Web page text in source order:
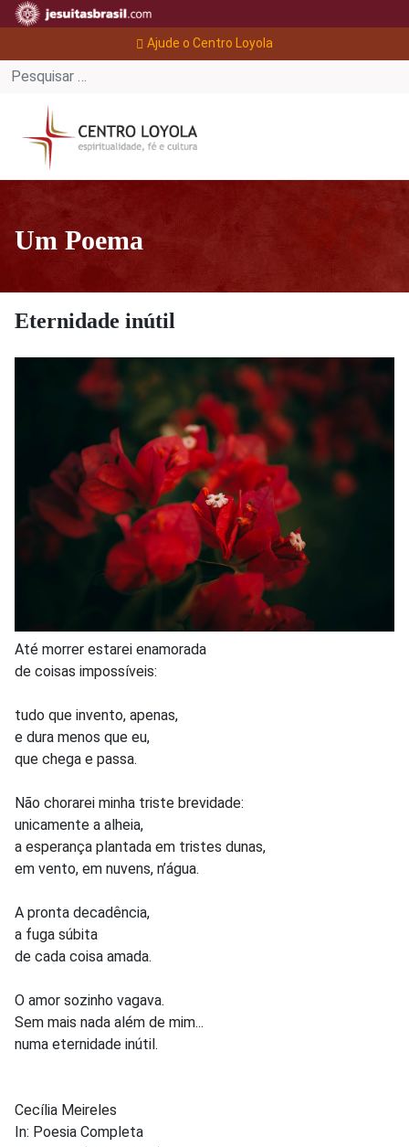
Ajude o Centro Loyola
Um Poema
Eternidade inútil
Até morrer estarei enamorada
de coisas impossíveis:
tudo que invento, apenas,
e dura menos que eu,
que chega e passa.
Não chorarei minha triste brevidade:
unicamente a alheia,
a esperança plantada em tristes dunas,
em vento, em nuvens, n’água.
A pronta decadência,
a fuga súbita
de cada coisa amada.
O amor sozinho vagava.
Sem mais nada além de mim...
numa eternidade inútil.
Cecília Meireles
In: Poesia Completa